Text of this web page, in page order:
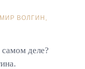
ВОЛГИН
самом деле?